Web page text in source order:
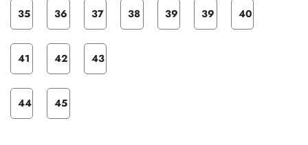
35 36 37 38 39 39 40
41 42 43
44 45